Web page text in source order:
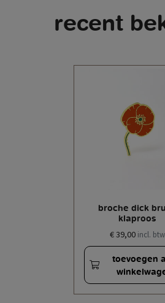
recent
broche dick
klaproos
€ 39,00 incl. btw
toevoegen